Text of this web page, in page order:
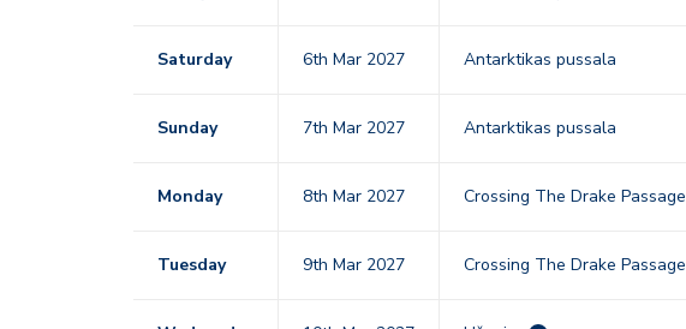
Saturday 6th Mar 2027 Antarktikas pussala
Sunday 7th Mar 2027 Antarktikas pussala
Monday 8th Mar 2027 Crossing The Drake Passage
Tuesday 9th Mar 2027 Crossing The Drake Passage